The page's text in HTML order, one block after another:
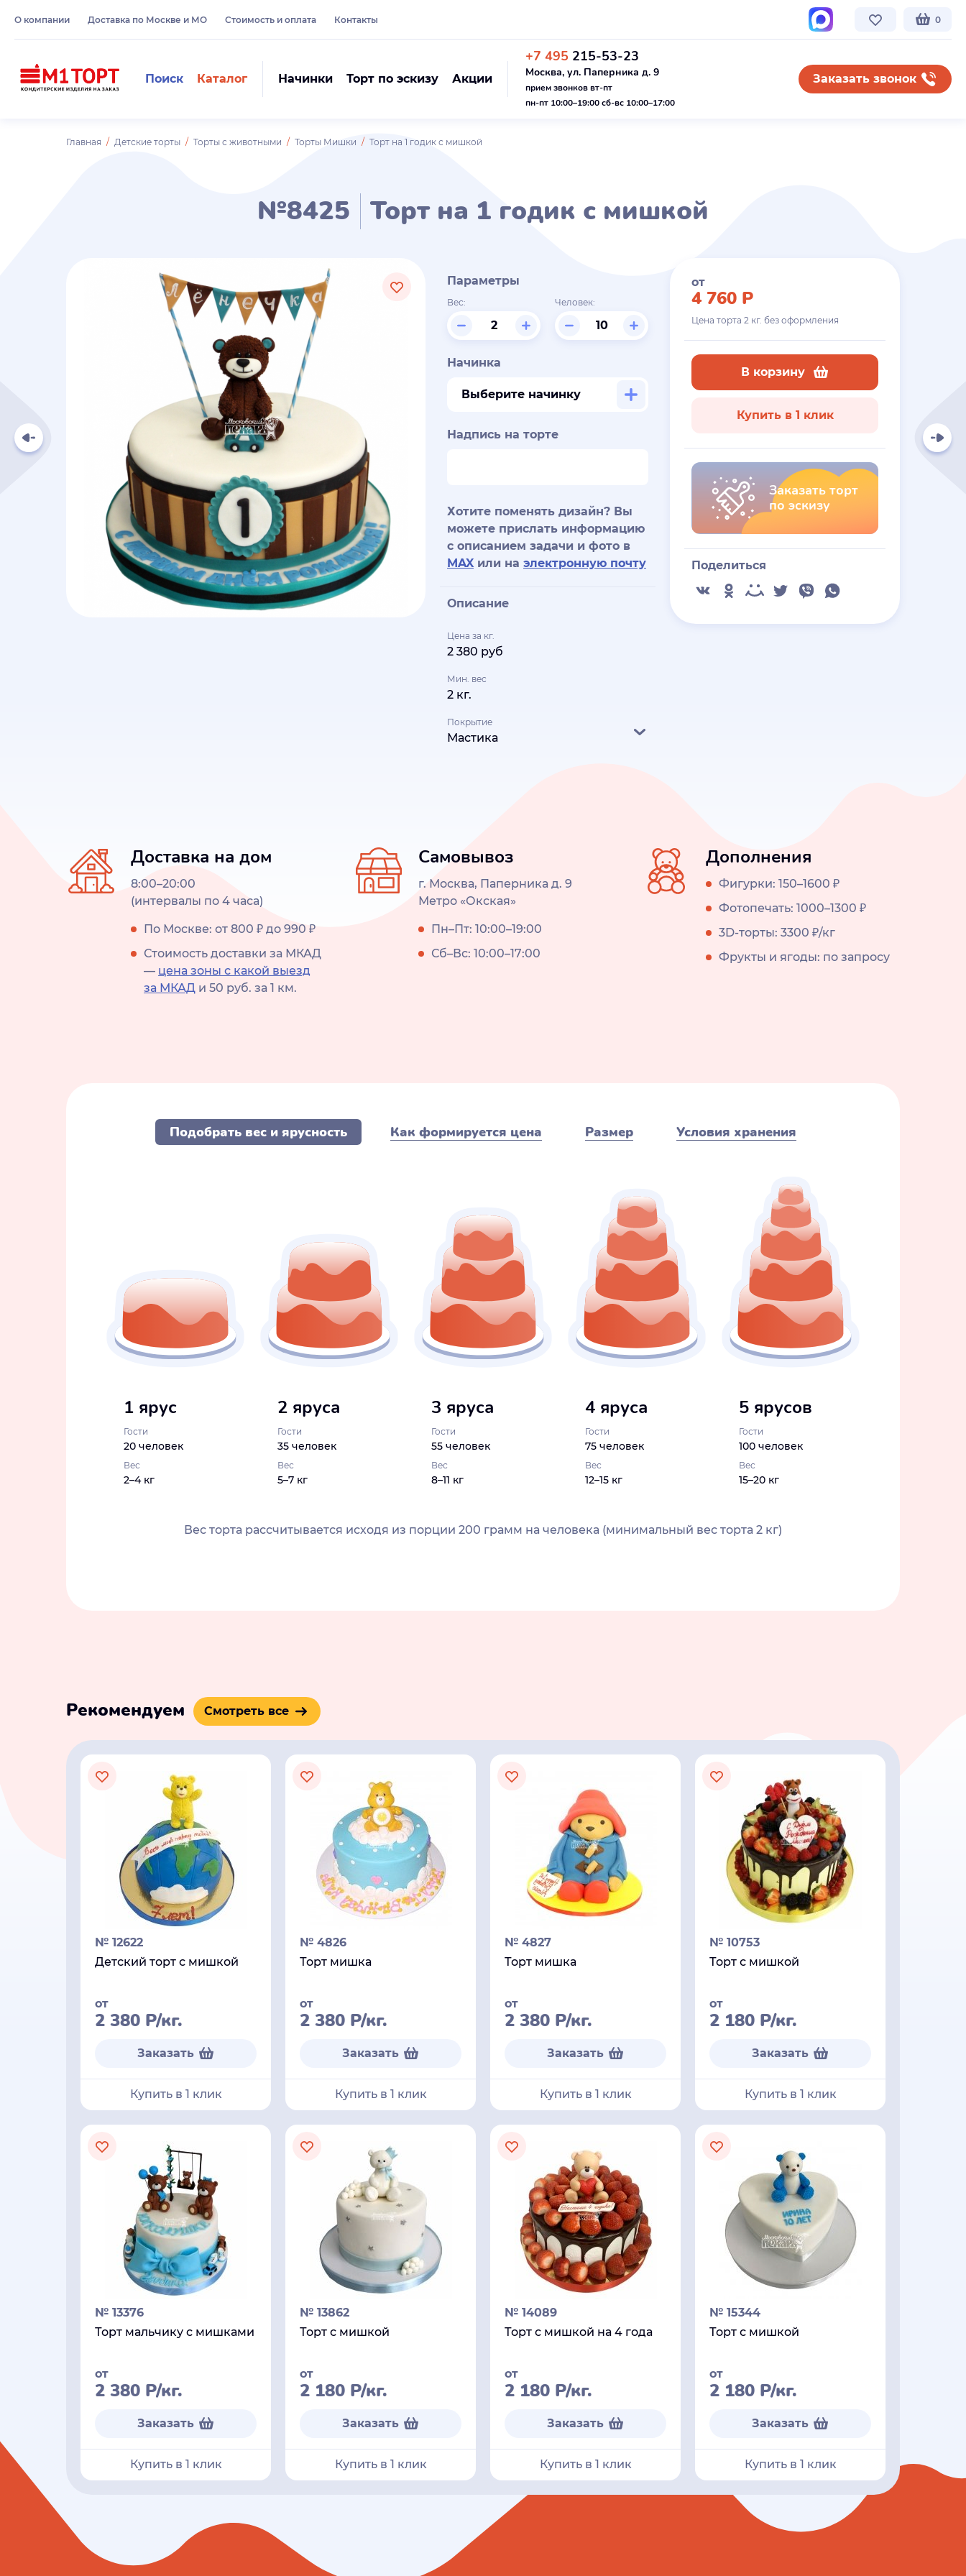
О компании Доставка по Москве и МО Стоимость и оплата Контакты 0
Поиск Каталог Начинки Торт по эскизу Акции
+7 495 215-53-23
Москва, ул. Паперника д. 9
прием звонков вт-пт
пн-пт 10:00–19:00 сб-вс 10:00–17:00
Заказать звонок
Главная Детские торты Торты с животными Торты Мишки Торт на 1 годик с мишкой
№8425 Торт на 1 годик с мишкой
Параметры
Вес: Человек:
Начинка
Выберите начинку
Надпись на торте
Хотите поменять дизайн? Вы
можете прислать информацию
с описанием задачи и фото в
MAX или на электронную почту
Описание
Цена за кг.
2 380 руб
Мин. вес
2 кг.
Покрытие
Мастика
от
4 760 Р
Цена торта 2 кг. без оформления
В корзину
Купить в 1 клик
Заказать торт
по эскизу
Поделиться
Доставка на дом
8:00–20:00
(интервалы по 4 часа)
По Москве: от 800 ₽ до 990 ₽
Стоимость доставки за МКАД
— цена зоны с какой выезд
за МКАД и 50 руб. за 1 км.
Самовывоз
г. Москва, Паперника д. 9
Метро «Окская»
Пн–Пт: 10:00–19:00
Сб–Вс: 10:00–17:00
Дополнения
Фигурки: 150–1600 ₽
Фотопечать: 1000–1300 ₽
3D-торты: 3300 ₽/кг
Фрукты и ягоды: по запросу
Подобрать вес и ярусность Как формируется цена Размер Условия хранения
1 ярус
Гости
20 человек
Вес
2–4 кг
2 яруса
Гости
35 человек
Вес
5–7 кг
3 яруса
Гости
55 человек
Вес
8–11 кг
4 яруса
Гости
75 человек
Вес
12–15 кг
5 ярусов
Гости
100 человек
Вес
15–20 кг
Вес торта рассчитывается исходя из порции 200 грамм на человека (минимальный вес торта 2 кг)
Рекомендуем Смотреть все
№ 12622
Детский торт с мишкой
от
2 380 Р/кг.
Заказать
Купить в 1 клик
№ 4826
Торт мишка
от
2 380 Р/кг.
Заказать
Купить в 1 клик
№ 4827
Торт мишка
от
2 380 Р/кг.
Заказать
Купить в 1 клик
№ 10753
Торт с мишкой
от
2 180 Р/кг.
Заказать
Купить в 1 клик
№ 13376
Торт мальчику с мишками
от
2 380 Р/кг.
Заказать
Купить в 1 клик
№ 13862
Торт с мишкой
от
2 180 Р/кг.
Заказать
Купить в 1 клик
№ 14089
Торт с мишкой на 4 года
от
2 180 Р/кг.
Заказать
Купить в 1 клик
№ 15344
Торт с мишкой
от
2 180 Р/кг.
Заказать
Купить в 1 клик